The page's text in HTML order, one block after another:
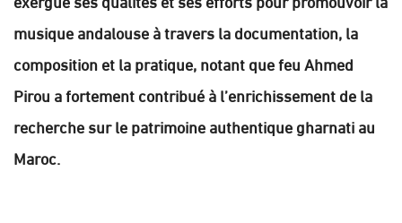
musique andalouse à travers la documentation, la
composition et la pratique, notant que feu Ahmed
Pirou a fortement contribué à l’enrichissement de la
recherche sur le patrimoine authentique gharnati au
Maroc.